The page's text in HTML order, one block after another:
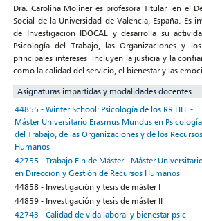
Dra. Carolina Moliner es profesora Titular en el
Social de la Universidad de Valencia, España. Es
de Investigación IDOCAL y desarrolla su
Psicología del Trabajo, las Organizaciones y
principales intereses incluyen la justicia y la
como la calidad del servicio, el bienestar y las
Asignaturas impartidas y modalidades docentes
44855 - Winter School: Psicología de los RR.HH. -
Máster Universitario Erasmus Mundus en Psicología
del Trabajo, de las Organizaciones y de los Recursos
Humanos
42755 - Trabajo Fin de Máster - Máster
en Dirección y Gestión de Recursos Humanos
44858 - Investigación y tesis de máster I
44859 - Investigación y tesis de máster II
42743 - Calidad de vida laboral y bienestar psic -